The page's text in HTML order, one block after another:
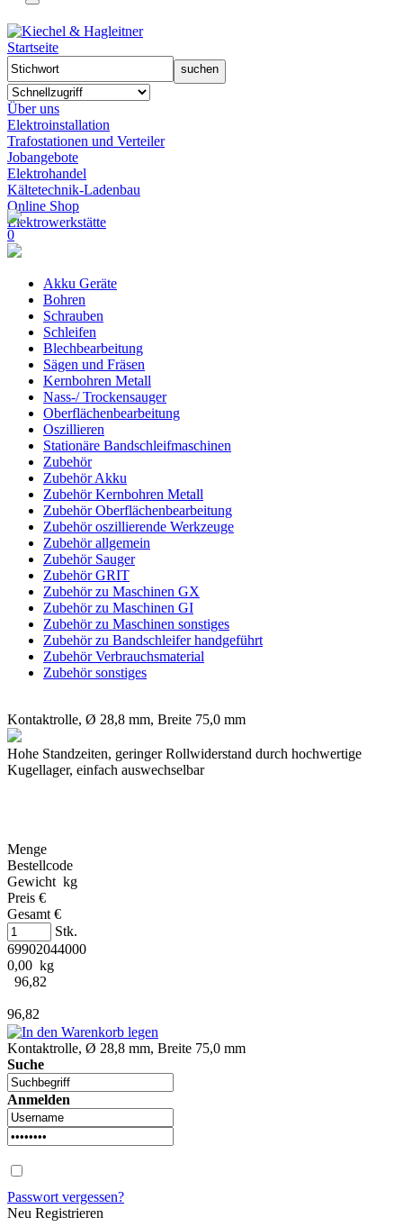
Startseite
Über uns
Elektroinstallation
Trafostationen und Verteiler
Jobangebote
Elektrohandel
Kältetechnik-Ladenbau
Online Shop
Elektrowerkstätte
0
Akku Geräte
Bohren
Schrauben
Schleifen
Blechbearbeitung
Sägen und Fräsen
Kernbohren Metall
Nass-/ Trockensauger
Oberflächenbearbeitung
Oszillieren
Stationäre Bandschleifmaschinen
Zubehör
Zubehör Akku
Zubehör Kernbohren Metall
Zubehör Oberflächenbearbeitung
Zubehör oszillierende Werkzeuge
Zubehör allgemein
Zubehör Sauger
Zubehör GRIT
Zubehör zu Maschinen GX
Zubehör zu Maschinen GI
Zubehör zu Maschinen sonstiges
Zubehör zu Bandschleifer handgeführt
Zubehör Verbrauchsmaterial
Zubehör sonstiges
Kontaktrolle, Ø 28,8 mm, Breite 75,0 mm
Hohe Standzeiten, geringer Rollwiderstand durch hochwertige
Kugellager, einfach auswechselbar
Menge
Bestellcode
Gewicht kg
Preis €
Gesamt €
Stk.
69902044000
0,00 kg
96,82
96,82
Kontaktrolle, Ø 28,8 mm, Breite 75,0 mm
Suche
Anmelden
Passwort vergessen?
Neu Registrieren